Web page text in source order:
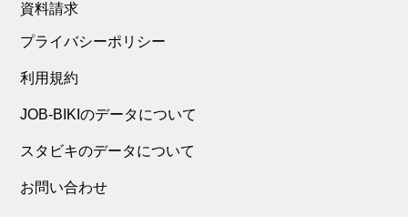
資料請求
プライバシーポリシー
利用規約
JOB-BIKIのデータについて
スタビキのデータについて
お問い合わせ